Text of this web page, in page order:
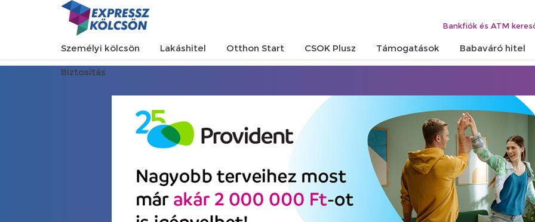
Bankfiók és ATM
Személyi kölcsön Lakáshitel Otthon Start CSOK Plusz Támogatások Babaváró hitel
Biztosítás